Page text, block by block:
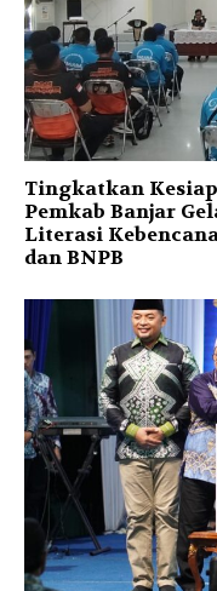
Tingkatkan
Pemkab Banjar
Literasi
dan BNPB